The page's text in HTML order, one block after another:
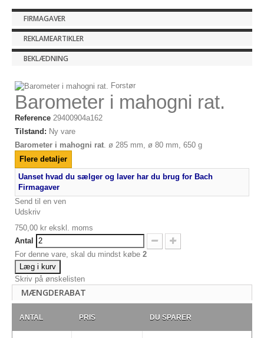
FIRMAGAVER
REKLAMEARTIKLER
BEKLÆDNING
Forstør
Barometer i mahogni rat.
Reference 29400904a162
Tilstand: Ny vare
Barometer i mahogni rat . ø 285 mm, ø 80 mm, 650 g
Flere detaljer
Uanset hvad du sælger og laver har du brug for Bach
Firmagaver
Send til en ven
Udskriv
750,00 kr ekskl. moms
Antal
For denne vare, skal du mindst købe 2
Læg i kurv
Skriv på ønskelisten
MÆNGDERABAT
ANTAL PRIS DU SPARER